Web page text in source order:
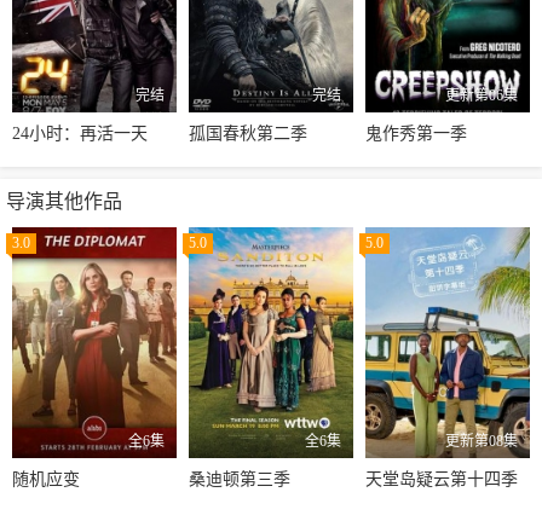
完结
24小时：再活一天
完结
孤国春秋第二季
更新第06集
鬼作秀第一季
导演其他作品
3.0
全6集
随机应变
5.0
全6集
桑迪顿第三季
5.0
更新第08集
天堂岛疑云第十四季